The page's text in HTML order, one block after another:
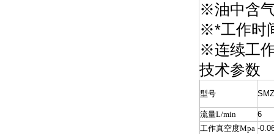
※油中含
※*工作时
※连续工
技术参数
型号
流量L/min
6
工作真空度Mpa -